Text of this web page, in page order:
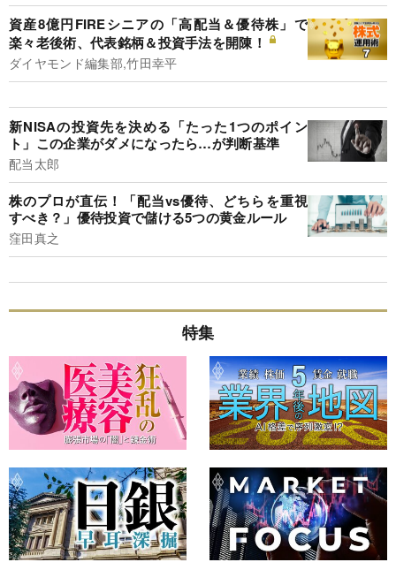
資産8億円FIREシニアの「高配当＆優待株」で
楽々老後術、代表銘柄＆投資手法を開陳！
ダイヤモンド編集部,竹田幸平
新NISAの投資先を決める「たった1つのポイン
ト」この企業がダメになったら…が判断基準
配当太郎
株のプロが直伝！「配当vs優待、どちらを重視
すべき？」優待投資で儲ける5つの黄金ルール
窪田真之
特集